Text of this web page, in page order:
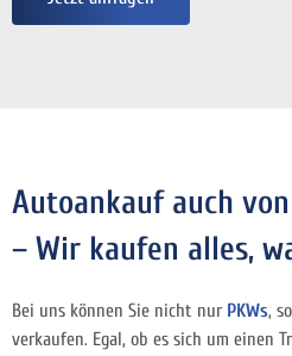
Autoankauf auch
– Wir kaufen alles,
Bei uns können Sie nicht nur PKWs,
verkaufen. Egal, ob es sich um einen